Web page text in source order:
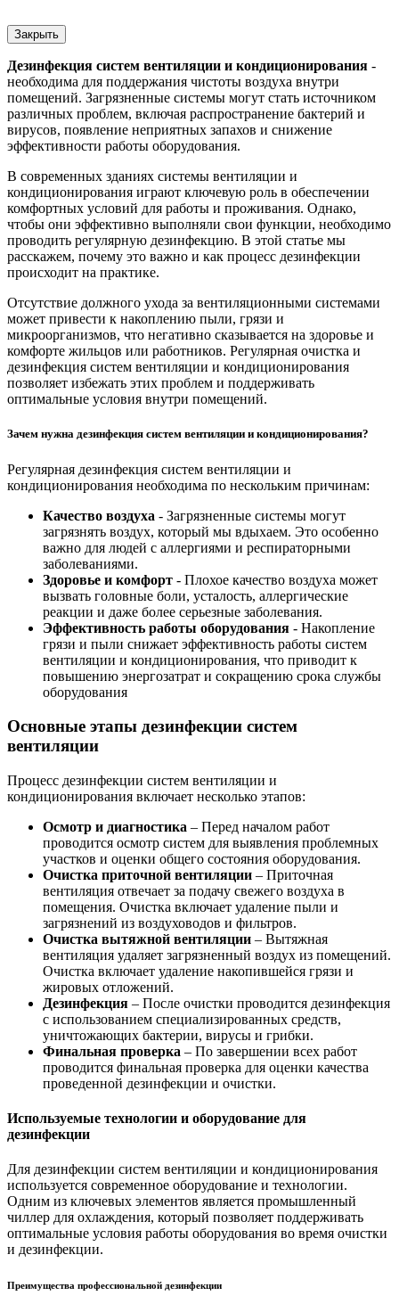
Закрыть
Дезинфекция систем вентиляции и кондиционирования -
необходима для поддержания чистоты воздуха внутри
помещений. Загрязненные системы могут стать источником
различных проблем, включая распространение бактерий и
вирусов, появление неприятных запахов и снижение
эффективности работы оборудования.
В современных зданиях системы вентиляции и
кондиционирования играют ключевую роль в обеспечении
комфортных условий для работы и проживания. Однако,
чтобы они эффективно выполняли свои функции, необходимо
проводить регулярную дезинфекцию. В этой статье мы
расскажем, почему это важно и как процесс дезинфекции
происходит на практике.
Отсутствие должного ухода за вентиляционными системами
может привести к накоплению пыли, грязи и
микроорганизмов, что негативно сказывается на здоровье и
комфорте жильцов или работников. Регулярная очистка и
дезинфекция систем вентиляции и кондиционирования
позволяет избежать этих проблем и поддерживать
оптимальные условия внутри помещений.
Зачем нужна дезинфекция систем вентиляции и кондиционирования?
Регулярная дезинфекция систем вентиляции и
кондиционирования необходима по нескольким причинам:
Качество воздуха - Загрязненные системы могут
загрязнять воздух, который мы вдыхаем. Это особенно
важно для людей с аллергиями и респираторными
заболеваниями.
Здоровье и комфорт - Плохое качество воздуха может
вызвать головные боли, усталость, аллергические
реакции и даже более серьезные заболевания.
Эффективность работы оборудования - Накопление
грязи и пыли снижает эффективность работы систем
вентиляции и кондиционирования, что приводит к
повышению энергозатрат и сокращению срока службы
оборудования
Основные этапы дезинфекции систем
вентиляции
Процесс дезинфекции систем вентиляции и
кондиционирования включает несколько этапов:
Осмотр и диагностика – Перед началом работ
проводится осмотр систем для выявления проблемных
участков и оценки общего состояния оборудования.
Очистка приточной вентиляции – Приточная
вентиляция отвечает за подачу свежего воздуха в
помещения. Очистка включает удаление пыли и
загрязнений из воздуховодов и фильтров.
Очистка вытяжной вентиляции – Вытяжная
вентиляция удаляет загрязненный воздух из помещений.
Очистка включает удаление накопившейся грязи и
жировых отложений.
Дезинфекция – После очистки проводится дезинфекция
с использованием специализированных средств,
уничтожающих бактерии, вирусы и грибки.
Финальная проверка – По завершении всех работ
проводится финальная проверка для оценки качества
проведенной дезинфекции и очистки.
Используемые технологии и оборудование для
дезинфекции
Для дезинфекции систем вентиляции и кондиционирования
используется современное оборудование и технологии.
Одним из ключевых элементов является промышленный
чиллер для охлаждения, который позволяет поддерживать
оптимальные условия работы оборудования во время очистки
и дезинфекции.
Преимущества профессиональной дезинфекции